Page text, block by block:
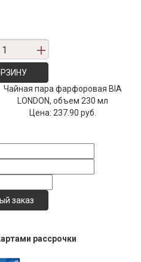
Чайная пара фарфоровая BIA
LONDON, объем 230 мл
Цена:237.90 руб.
рассрочки